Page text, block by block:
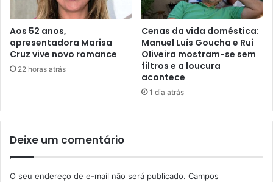
Aos 52 anos,
apresentadora Marisa
Cruz vive novo romance
22 horas atrás
Cenas da vida doméstica:
Manuel Luís Goucha e Rui
Oliveira mostram-se sem
filtros e a loucura
acontece
1 dia atrás
Deixe um comentário
O seu endereço de e-mail não será publicado. Campos